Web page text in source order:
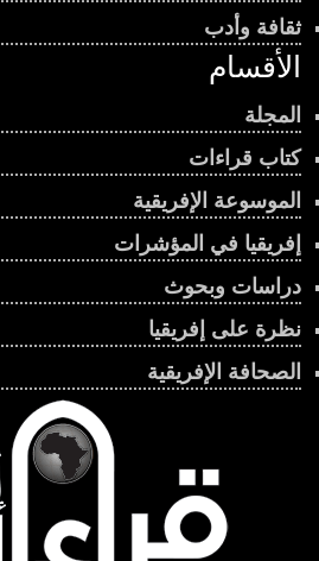
ثقافة وأدب
الأقسام
المجلة
كتاب قراءات
الموسوعة الإفريقية
إفريقيا في المؤشرات
دراسات وبحوث
نظرة على إفريقيا
الصحافة الإفريقية